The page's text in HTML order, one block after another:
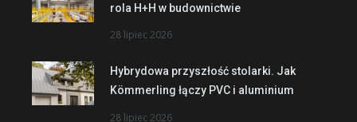
rola H+H w budownictwie
28 lipiec 2026
Hybrydowa przyszłość stolarki. Jak
Kömmerling łączy PVC i aluminium
28 lipiec 2026